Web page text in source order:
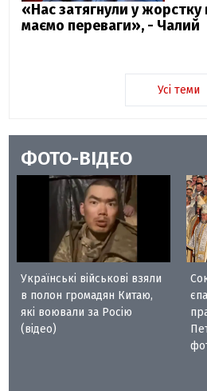
«Нас затягнули у жорстку
маємо переваги», - Чалий
Усі теми
ФОТО-ВІДЕО
Українські військові взяли
в полон громадян Китаю,
які воювали за Росію
(відео)